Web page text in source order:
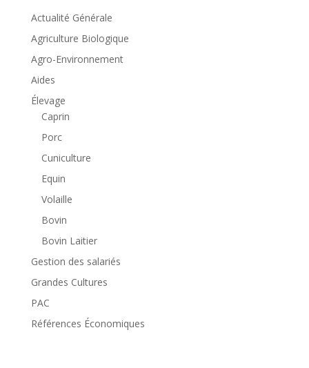
Actualité Générale
Agriculture Biologique
Agro-Environnement
Aides
Élevage
Caprin
Porc
Cuniculture
Equin
Volaille
Bovin
Bovin Laitier
Gestion des salariés
Grandes Cultures
PAC
Références Économiques